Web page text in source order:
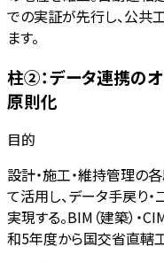
での実証が先行し、公共
ます。
柱②：データ連携の
原則化
目的
設計・施工・維持管理の
て活用し、データ手戻り
実現する。BIM（建築）・
和5年度から国交省直轄